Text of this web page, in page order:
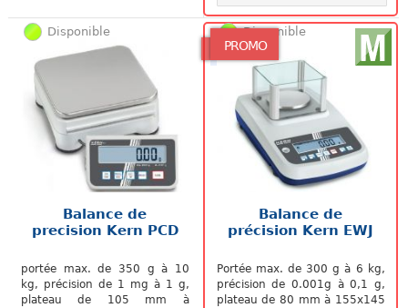
Disponible
Balance de
precision Kern PCD
portée max. de 350 g à 10
kg, précision de 1 mg à 1 g,
plateau de 105 mm à
PROMO
Disponible
Balance de
précision Kern EWJ
Portée max. de 300 g à 6 kg,
précision de 0.001g à 0,1 g,
plateau de 80 mm à 155x145